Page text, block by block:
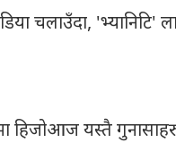
चलाउँदा, 'भ्यानिटि'
हिजोआज यस्तै